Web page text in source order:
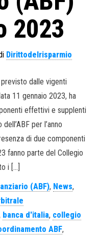
2023
Dirittodelrisparmio
previsto dalle vigenti
11 gennaio 2023, ha
effettivi e supplenti
per l’anno
di due componenti
fanno parte del Collegio
i […]
(ABF), News,
banca d'italia, collegio
ABF,